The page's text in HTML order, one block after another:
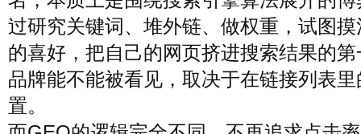
过研究关键词、堆外链、做权重，试图
的喜好，把自己的网页挤进搜索结果的
品牌能不能被看见，取决于在链接列表里
置。